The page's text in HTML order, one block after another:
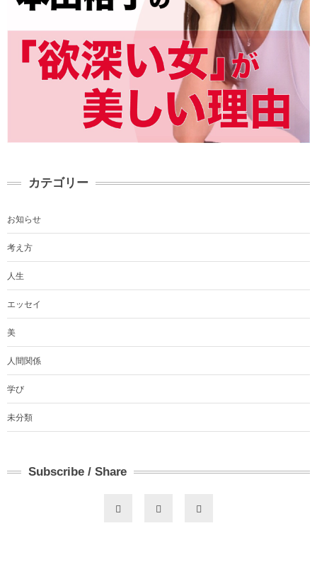
カテゴリー
お知らせ
考え方
人生
エッセイ
美
人間関係
学び
未分類
Subscribe / Share